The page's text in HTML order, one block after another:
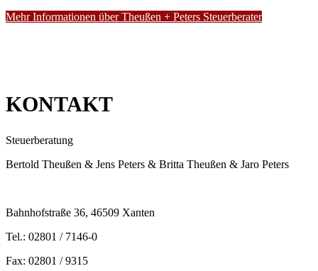
Mehr Informationen über Theußen + Peters Steuerberater
KONTAKT
Steuerberatung
Bertold Theußen & Jens Peters & Britta Theußen & Jaro Peters
Bahnhofstraße 36, 46509 Xanten
Tel.: 02801 / 7146-0
Fax: 02801 / 9315